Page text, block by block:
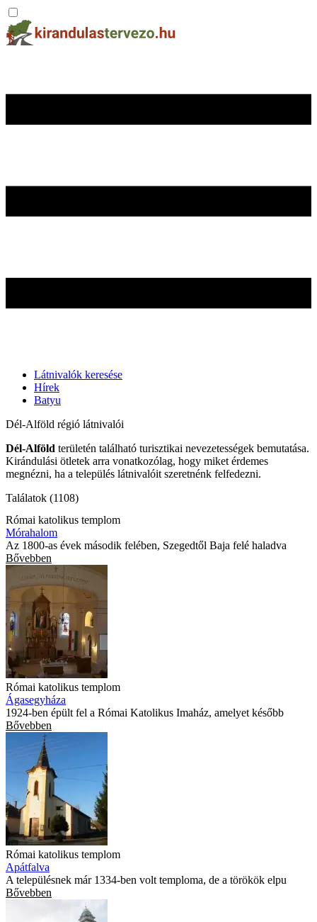
Látnivalók keresése
Hírek
Batyu
Dél-Alföld régió látnivalói
Dél-Alföld területén található turisztikai nevezetességek bemutatása.
Kirándulási ötletek arra vonatkozólag, hogy miket érdemes
megnézni, ha a település látnivalóit szeretnénk felfedezni.
Találatok (1108)
Római katolikus templom
Mórahalom
Az 1800-as évek második felében, Szegedtől Baja felé haladva
Bővebben
Római katolikus templom
Ágasegyháza
1924-ben épült fel a Római Katolikus Imaház, amelyet később
Bővebben
Római katolikus templom
Apátfalva
A településnek már 1334-ben volt temploma, de a törökök elpu
Bővebben